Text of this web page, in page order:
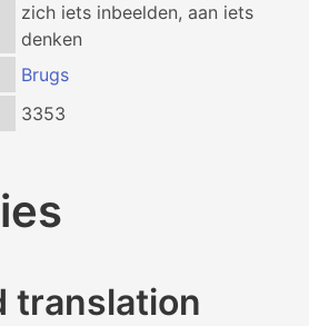
zich iets inbeelden, aan iets
denken
Brugs
3353
translation